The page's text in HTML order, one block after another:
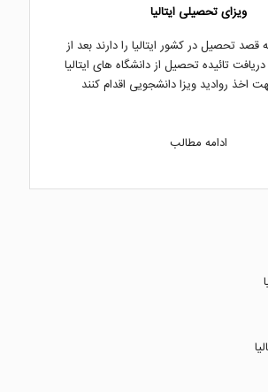
ویزای تحصیلی ایتالیا
قصد تحصیل در کشور ایتالیا را دارند بعد از
تائیده تحصیل از دانشگاه های ایتالیا
اخذ روادید ویزا دانشجویی اقدام کنند
ادامه مطالب